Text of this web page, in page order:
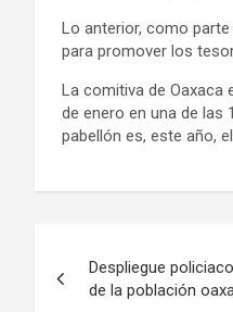
Lo anterior, como
para promover los
La comitiva de Oaxaca
de enero en una de las
pabellón es, este año,
de
Despliegue
de la población